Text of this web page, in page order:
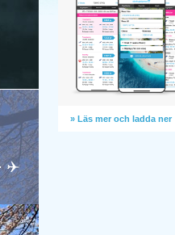
» Läs mer och ladda ner